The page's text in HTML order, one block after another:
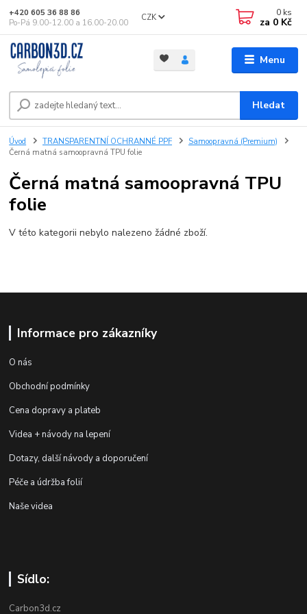
Menu
CZK
Hledat
+420 605 36 88 86
Po-Pá 9.00-12.00 a 16.00-20.00
0 ks
za 0 Kč
Úvod TRANSPARENTNÍ OCHRANNÉ PPF
Samoopravná (Premium)
Černá matná samoopravná TPU folie
Černá matná samoopravná TPU
folie
V této kategorii nebylo nalezeno žádné zboží.
Informace pro zákazníky
O nás
Obchodní podmínky
Cena dopravy a plateb
Videa + návody na lepení
Dotazy, další návody a doporučení
Péče a údržba folií
Naše videa
Sídlo:
Carbon3d.cz